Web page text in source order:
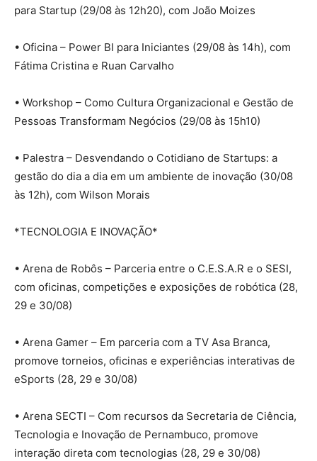
para Startup (29/08 às 12h20), com João Moizes
• Oficina – Power BI para Iniciantes (29/08 às 14h), com
Fátima Cristina e Ruan Carvalho
• Workshop – Como Cultura Organizacional e Gestão de
Pessoas Transformam Negócios (29/08 às 15h10)
• Palestra – Desvendando o Cotidiano de Startups: a
gestão do dia a dia em um ambiente de inovação (30/08
às 12h), com Wilson Morais
*TECNOLOGIA E INOVAÇÃO*
• Arena de Robôs – Parceria entre o C.E.S.A.R e o SESI,
com oficinas, competições e exposições de robótica (28,
29 e 30/08)
• Arena Gamer – Em parceria com a TV Asa Branca,
promove torneios, oficinas e experiências interativas de
eSports (28, 29 e 30/08)
• Arena SECTI – Com recursos da Secretaria de Ciência,
Tecnologia e Inovação de Pernambuco, promove
interação direta com tecnologias (28, 29 e 30/08)